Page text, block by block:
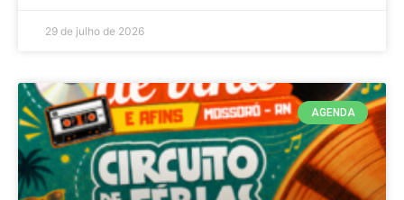
29 de julho de 2026
AGENDA